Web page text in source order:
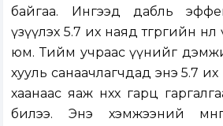
байгаа. Ингээд дабль
үзүүлэх 5.7 их наяд төгрөгийн
юм. Тийм учраас үүнийг
хууль санаачлагчдад энэ 5.7
хаанаас яаж нөхөх гарц
билээ. Энэ хэмжээний мөнгө